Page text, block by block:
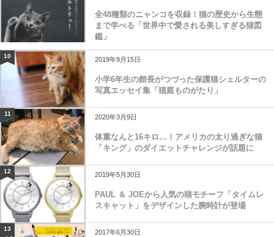
全48種類のニャンコを収録！猫の歴史から生態
まで学べる「世界中で愛される美しすぎる猫図
鑑」
10 2019年9月15日
小学6年生の館長がつづった保護猫シェルターの
写真エッセイ集「猫庭ものがたり」
11 2020年3月9日
体重なんと16キロ…！アメリカの太り過ぎな猫
「キング」のダイエットチャレンジが話題に
12 2019年5月30日
PAUL ＆ JOEから人気の猫モチーフ「タイムレ
スキャット」をデザインした腕時計が登場
13 2017年6月30日